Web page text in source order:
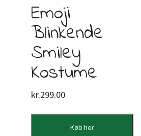
Emoji
Blinkende
Smiley
Kostume
kr.299.00
Køb her